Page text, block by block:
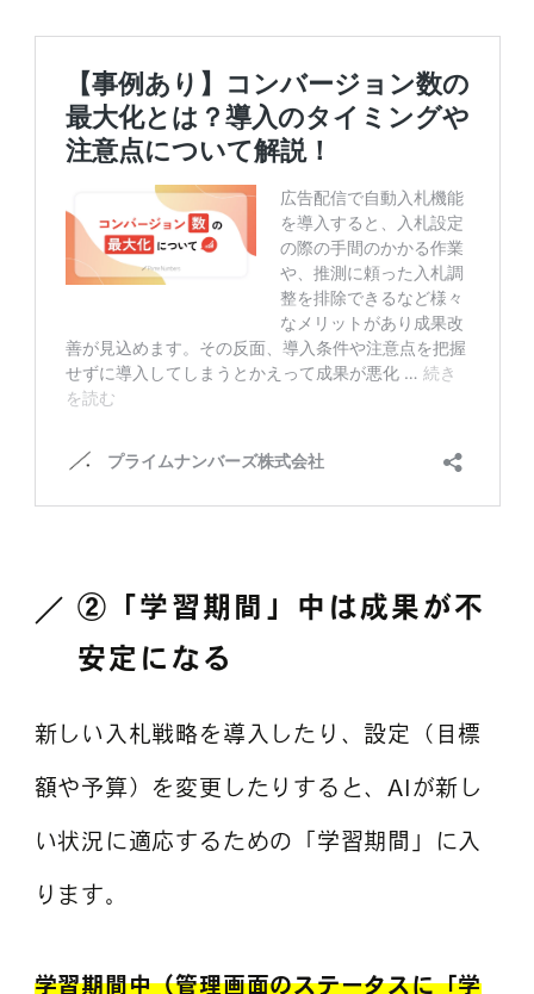
②「学習期間」中は成果が不
安定になる
新しい入札戦略を導入したり、設定（目標
額や予算）を変更したりすると、AIが新し
い状況に適応するための「学習期間」に入
ります。
学習期間中（管理画面のステータスに「学